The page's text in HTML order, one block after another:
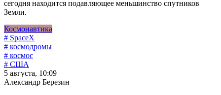
сегодня находится подавляющее меньшинство спутников
Земли.
Космонавтика
# SpaceX
# космодромы
# космос
# США
5 августа, 10:09
Александр Березин